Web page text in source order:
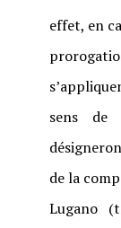
effet, en
sens de
de la
Lugano